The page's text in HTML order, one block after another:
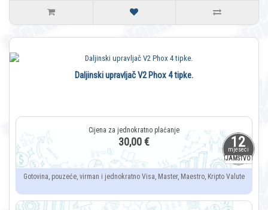
12
mjeseci
JAMSTVO
Daljinski upravljač V2 Phox 4 tipke.
30,00 €
Gotovina, pouzeće, virman i jednokratno Visa, Master, Maestro, Kripto Valute